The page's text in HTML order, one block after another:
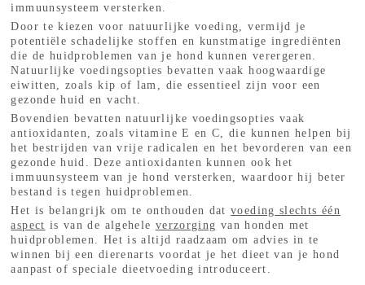
immuunsysteem versterken.
Door te kiezen voor natuurlijke voeding, vermijd je
potentiële schadelijke stoffen en kunstmatige ingrediënten
die de huidproblemen van je hond kunnen verergeren.
Natuurlijke voedingsopties bevatten vaak hoogwaardige
eiwitten, zoals kip of lam, die essentieel zijn voor een
gezonde huid en vacht.
Bovendien bevatten natuurlijke voedingsopties vaak
antioxidanten, zoals vitamine E en C, die kunnen helpen bij
het bestrijden van vrije radicalen en het bevorderen van een
gezonde huid. Deze antioxidanten kunnen ook het
immuunsysteem van je hond versterken, waardoor hij beter
bestand is tegen huidproblemen.
Het is belangrijk om te onthouden datvoeding slechts één
aspect is van de algehele verzorging van honden met
huidproblemen. Het is altijd raadzaam om advies in te
winnen bij een dierenarts voordat je het dieet van je hond
aanpast of speciale dieetvoeding introduceert.